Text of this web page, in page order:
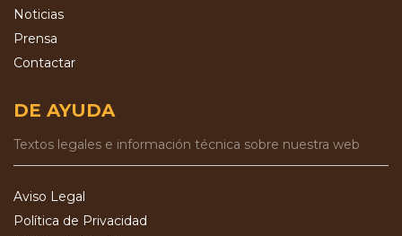
Noticias
Prensa
Contactar
DE AYUDA
Textos legales e información técnica sobre nuestra web
Aviso Legal
Política de Privacidad